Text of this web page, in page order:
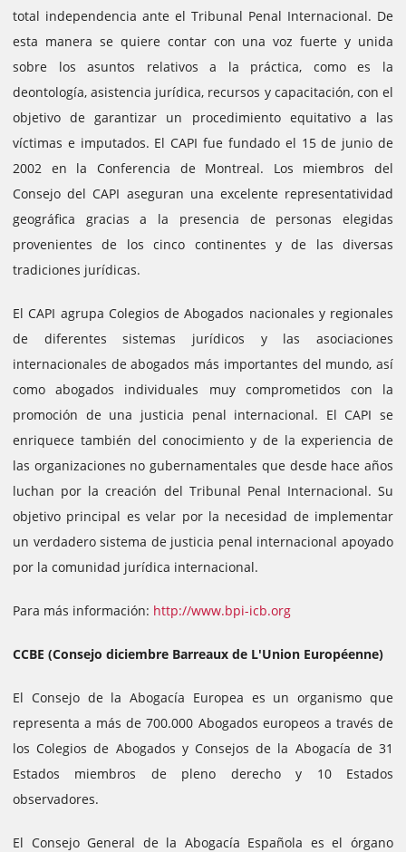
total independencia ante el Tribunal Penal Internacional. De
esta manera se quiere contar con una voz fuerte y unida
sobre los asuntos relativos a la práctica, como es la
deontología, asistencia jurídica, recursos y capacitación, con el
objetivo de garantizar un procedimiento equitativo a las
víctimas e imputados. El CAPI fue fundado el 15 de junio de
2002 en la Conferencia de Montreal. Los miembros del
Consejo del CAPI aseguran una excelente representatividad
geográfica gracias a la presencia de personas elegidas
provenientes de los cinco continentes y de las diversas
tradiciones jurídicas.
El CAPI agrupa Colegios de Abogados nacionales y regionales
de diferentes sistemas jurídicos y las asociaciones
internacionales de abogados más importantes del mundo, así
como abogados individuales muy comprometidos con la
promoción de una justicia penal internacional. El CAPI se
enriquece también del conocimiento y de la experiencia de
las organizaciones no gubernamentales que desde hace años
luchan por la creación del Tribunal Penal Internacional. Su
objetivo principal es velar por la necesidad de implementar
un verdadero sistema de justicia penal internacional apoyado
por la comunidad jurídica internacional.
Para más información: http://www.bpi-icb.org
CCBE (Consejo diciembre Barreaux de L'Union Européenne)
El Consejo de la Abogacía Europea es un organismo que
representa a más de 700.000 Abogados europeos a través de
los Colegios de Abogados y Consejos de la Abogacía de 31
Estados miembros de pleno derecho y 10 Estados
observadores.
El Consejo General de la Abogacía Española es el órgano